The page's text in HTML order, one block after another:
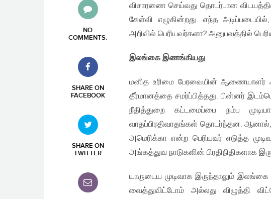
NO
COMMENTS.
SHARE ON
FACEBOOK
SHARE ON
TWITTER
விசாரணை செய்வது தொடர்பான
கேள்வி எழுகின்றது. எந்த
அறிவில் பெரியவர்களா? அனுபவத்தில்
இலங்கை இணங்கியது
மனித உரிமை பேரவையின் ஆணையாளர்
தீர்மானத்தை சமர்ப்பித்தது. பின்னர்
நீதித்துறை கட்டமைப்பை நம்ப
வாதப்பிரதிவாதங்கள் தொடர்ந்தன. ஆனால்,
அமெரிக்கா என்ற பெரியவர் எடுத்த
அங்கத்துவ நாடுகளின் பிரதிநிதிகளாக
யாருடைய முடிவாக இருந்தாலும்
வைத்துவிட்டோம் அல்லது விழுத்தி